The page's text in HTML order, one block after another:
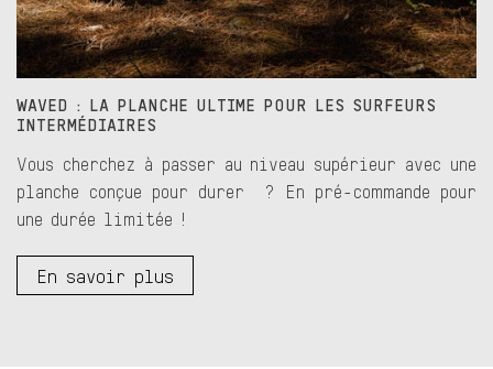
WAVED : LA PLANCHE ULTIME POUR LES SURFEURS
INTERMÉDIAIRES
Vous cherchez à passer au niveau supérieur avec une
planche conçue pour durer ? En pré-commande pour
une durée limitée !
En savoir plus